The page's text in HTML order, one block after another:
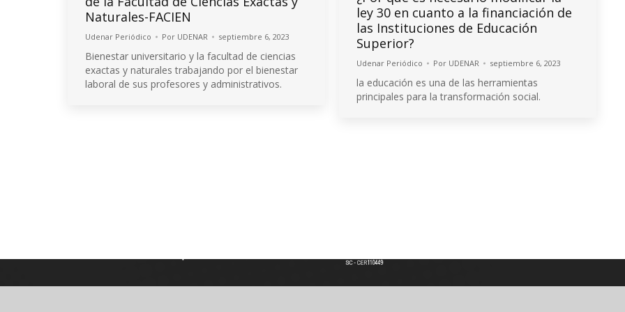
Naturales-FACIEN
Udenar Periódico Por UDENAR septiembre 6, 2023
Bienestar universitario y la facultad de ciencias
exactas y naturales trabajando por el bienestar
laboral de sus profesores y administrativos.
ley 30 en cuanto a la financiación de
las Instituciones de Educación
Superior?
Udenar Periódico Por UDENAR septiembre 6, 2023
la educación es una de las herramientas
principales para la transformación social.